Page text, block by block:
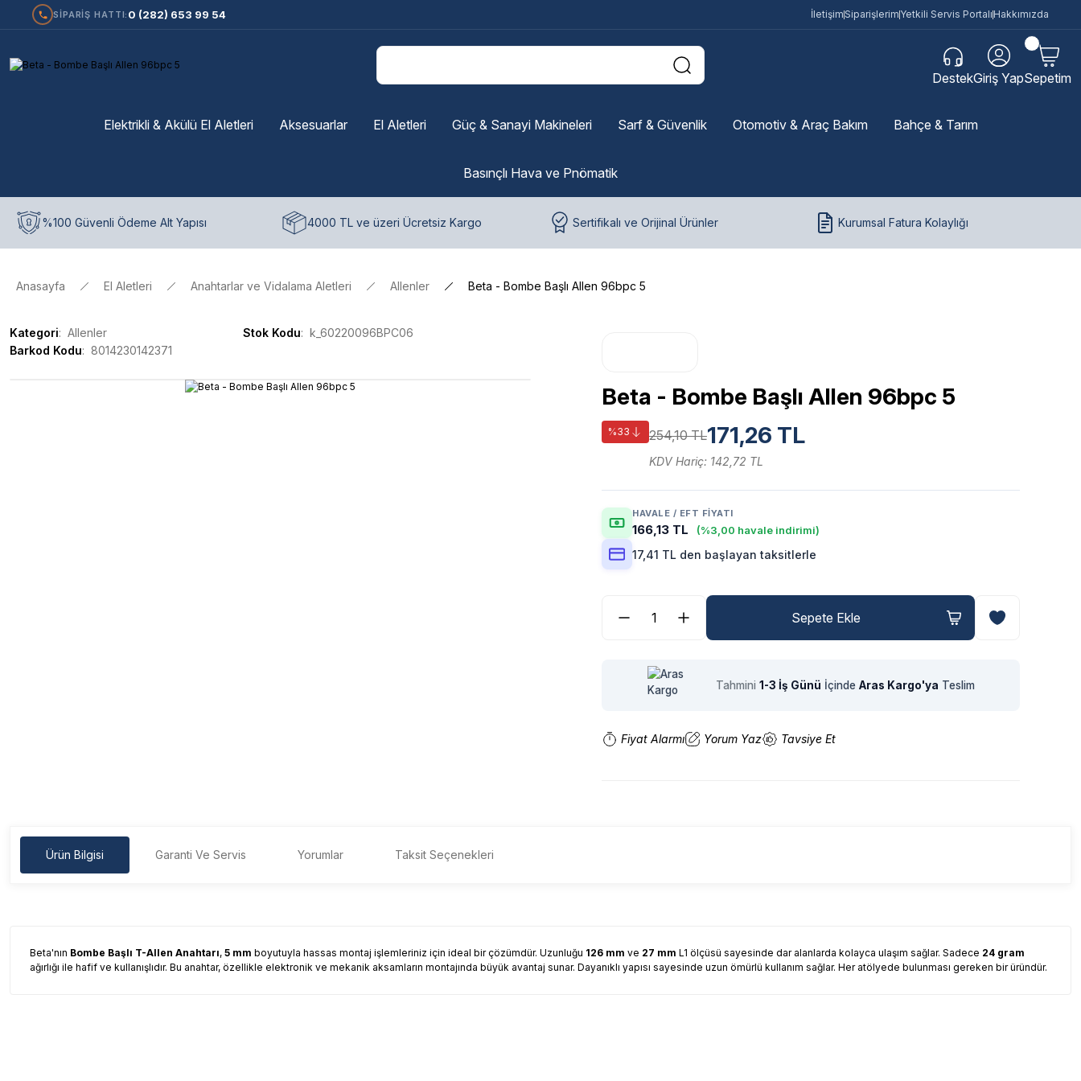
SİPARİŞ HATTI: 0 (282) 653 99 54 İletişimSiparişlerim Yetkili Servis Portalı Hakkımızda
DestekGiriş YapSepetim
Elektrikli & Akülü El Aletleri Aksesuarlar El Aletleri Güç & Sanayi Makineleri Sarf & Güvenlik Otomotiv & Araç Bakım Bahçe & Tarım
Basınçlı Hava ve Pnömatik
%100 Güvenli Ödeme Alt Yapısı 4000 TL ve üzeri Ücretsiz Kargo Sertifikalı ve Orijinal Ürünler Kurumsal Fatura Kolaylığı
Anasayfa El Aletleri Anahtarlar ve Vidalama Aletleri Allenler Beta - Bombe Başlı Allen 96bpc 5
Kategori Allenler Stok Kodu
k_60220096BPC06
Barkod Kodu
8014230142371
Beta - Bombe Başlı Allen 96bpc 5
%33 254,10 TL171,26 TL
KDV Hariç: 142,72 TL
HAVALE / EFT FIYATI
166,13 TL (%3,00 havale indirimi)
17,41 TL den başlayan taksitlerle
Sepete Ekle
Tahmini 1-3 İş Günü İçinde Aras Kargo'ya Teslim
Fiyat Alarmı Yorum Yaz Tavsiye Et
Ürün Bilgisi Garanti Ve Servis Yorumlar Taksit Seçenekleri
Beta'nın Bombe Başlı T-Allen Anahtarı, 5 mm boyutuyla hassas montaj işlemleriniz için ideal bir çözümdür. Uzunluğu 126 mm ve 27 mm L1 ölçüsü sayesinde dar alanlarda kolayca ulaşım sağlar. Sadece 24 gram
ağırlığı ile hafif ve kullanışlıdır. Bu anahtar, özellikle elektronik ve mekanik aksamların montajında büyük avantaj sunar. Dayanıklı yapısı sayesinde uzun ömürlü kullanım sağlar. Her atölyede bulunması gereken bir üründür.